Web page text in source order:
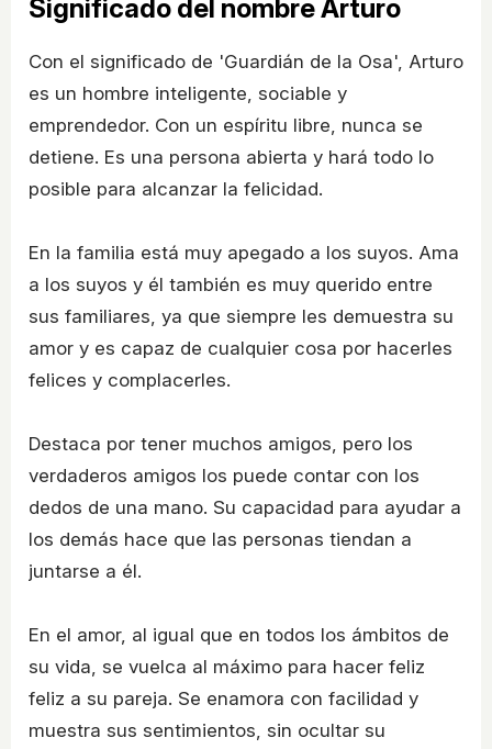
Significado del nombre Arturo
Con el significado de 'Guardián de la Osa', Arturo
es un hombre inteligente, sociable y
emprendedor. Con un espíritu libre, nunca se
detiene. Es una persona abierta y hará todo lo
posible para alcanzar la felicidad.
En la familia está muy apegado a los suyos. Ama
a los suyos y él también es muy querido entre
sus familiares, ya que siempre les demuestra su
amor y es capaz de cualquier cosa por hacerles
felices y complacerles.
Destaca por tener muchos amigos, pero los
verdaderos amigos los puede contar con los
dedos de una mano. Su capacidad para ayudar a
los demás hace que las personas tiendan a
juntarse a él.
En el amor, al igual que en todos los ámbitos de
su vida, se vuelca al máximo para hacer feliz
feliz a su pareja. Se enamora con facilidad y
muestra sus sentimientos, sin ocultar su